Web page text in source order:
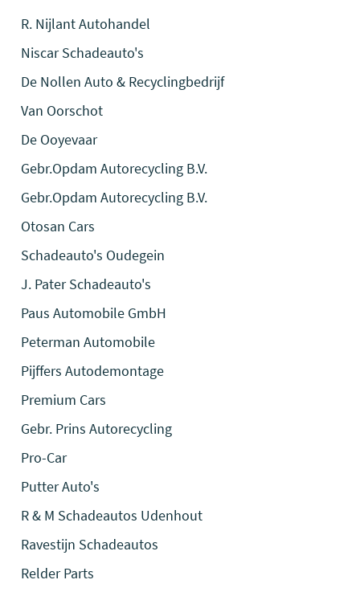
R. Nijlant Autohandel
Niscar Schadeauto's
De Nollen Auto & Recyclingbedrijf
Van Oorschot
De Ooyevaar
Gebr.Opdam Autorecycling B.V.
Gebr.Opdam Autorecycling B.V.
Otosan Cars
Schadeauto's Oudegein
J. Pater Schadeauto's
Paus Automobile GmbH
Peterman Automobile
Pijffers Autodemontage
Premium Cars
Gebr. Prins Autorecycling
Pro-Car
Putter Auto's
R & M Schadeautos Udenhout
Ravestijn Schadeautos
Relder Parts